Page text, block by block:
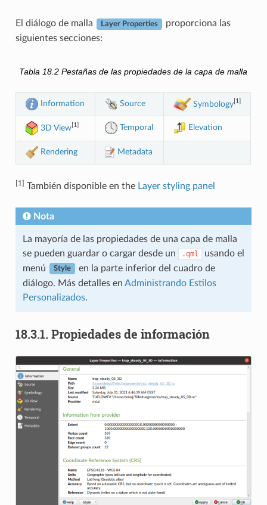
El diálogo de malla Layer Properties
proporciona las
siguientes secciones:
Tabla 18.2 Pestañas de las propiedades de la capa de malla
Information Source Symbology [1]
3D View[1] Temporal Elevation
Rendering Metadata
[1] También disponible en the Layer styling panel
Nota
La mayoría de las propiedades de una capa de malla
se pueden guardar o cargar desde un
.qml
usando el
menú
Style
en la parte inferior del cuadro de
diálogo. Más detalles en Administrando Estilos
Personalizados.
18.3.1. Propiedades de información